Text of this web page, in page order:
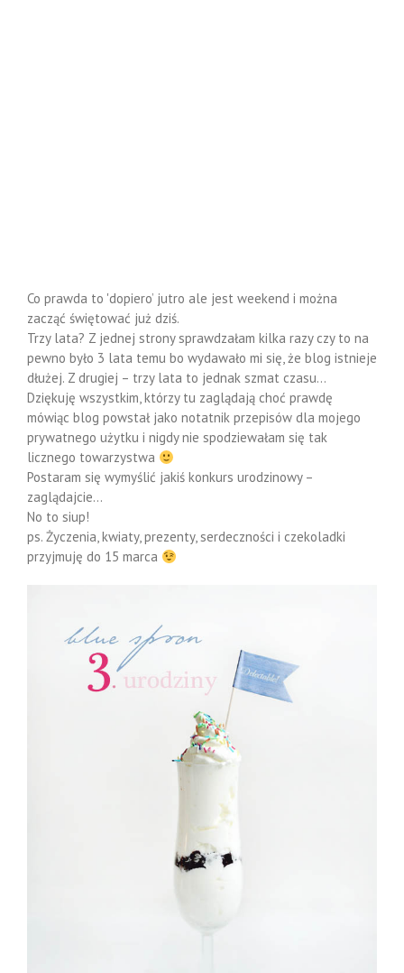
Co prawda to 'dopiero’ jutro ale jest weekend i można
zacząć świętować już dziś.
Trzy lata? Z jednej strony sprawdzałam kilka razy czy to na
pewno było 3 lata temu bo wydawało mi się, że blog istnieje
dłużej. Z drugiej – trzy lata to jednak szmat czasu…
Dziękuję wszystkim, którzy tu zaglądają choć prawdę
mówiąc blog powstał jako notatnik przepisów dla mojego
prywatnego użytku i nigdy nie spodziewałam się tak
licznego towarzystwa
Postaram się wymyślić jakiś konkurs urodzinowy –
zaglądajcie…
No to siup!
ps. Życzenia, kwiaty, prezenty, serdeczności i czekoladki
przyjmuję do 15 marca